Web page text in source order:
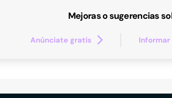
Mejoras o sugerencias
Anúnciate gratis